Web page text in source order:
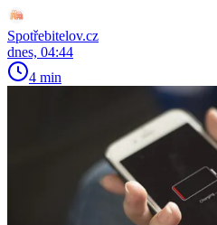
Spotřebitelov.cz
dnes, 04:44
4 min